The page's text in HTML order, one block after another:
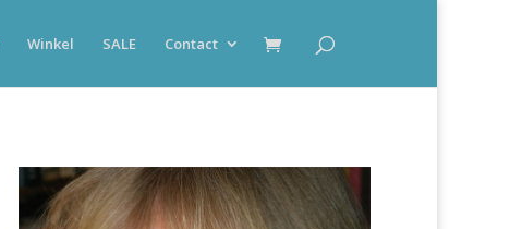
Winkel SALE Contact